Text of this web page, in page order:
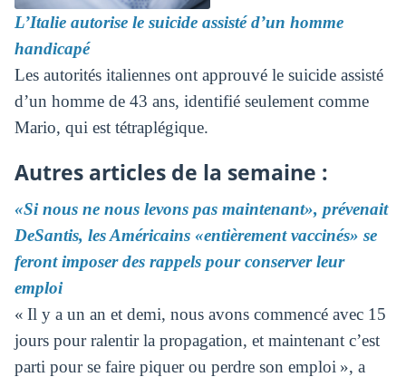
L’Italie autorise le suicide assisté d’un homme
handicapé
Les autorités italiennes ont approuvé le suicide assisté
d’un homme de 43 ans, identifié seulement comme
Mario, qui est tétraplégique.
Autres articles de la semaine :
«Si nous ne nous levons pas maintenant», prévenait
DeSantis, les Américains «entièrement vaccinés» se
feront imposer des rappels pour conserver leur
emploi
« Il y a un an et demi, nous avons commencé avec 15
jours pour ralentir la propagation, et maintenant c’est
parti pour se faire piquer ou perdre son emploi », a